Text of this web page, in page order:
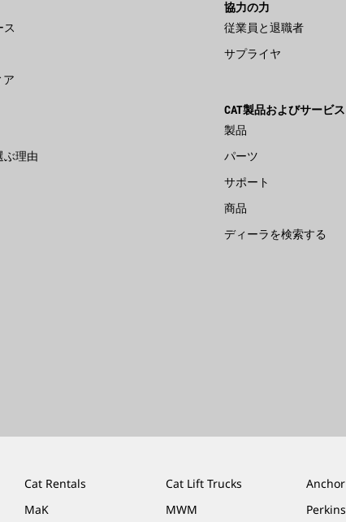
ア
理由
協力の力
従業員と退職者
サプライヤ
CAT製品およびサービス
製品
パーツ
サポート
商品
ディーラを検索する
Cat Rentals Cat Lift Trucks
Anchor
MaK MWM Perkins